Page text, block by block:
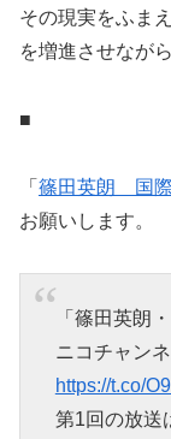
その現実をふま
を増進させなが
■
「 篠田英朗 国
お願いします。
「篠田英朗
ニコチャン
https://t.co/
第1回の放送